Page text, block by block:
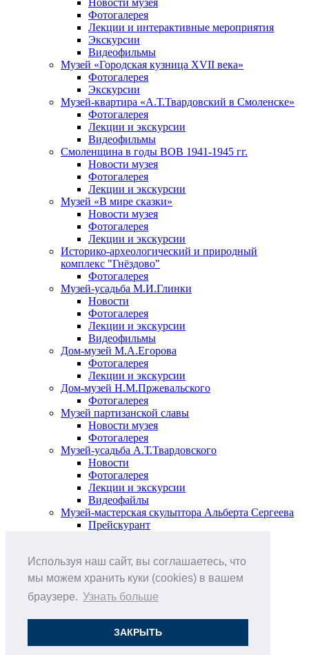
Используя наш сайт, вы соглашаетесь, что
мы можем хранить куки (cookies) в вашем
браузере. Узнать больше
ЗАКРЫТЬ
Фотогалерея
Лекции и интерактивные мероприятия
Экскурсии
Видеофильмы
Музей «Городская кузница XVII века»
Фотогалерея
Экскурсии
Музей-квартира «А.Т.Твардовский в Смоленске»
Фотогалерея
Лекции и экскурсии
Видеофильмы
Смоленщина в годы ВОВ 1941-1945 гг.
Новости музея
Фотогалерея
Лекции и экскурсии
Музей «В мире сказки»
Новости музея
Фотогалерея
Лекции и экскурсии
Историко-археологический и природный
комплекс "Гнёздово"
Фотогалерея
Музей-усадьба М.И.Глинки
Новости
Фотогалерея
Лекции и экскурсии
Видеофильмы
Дом-музей М.А.Егорова
Фотогалерея
Лекции и экскурсии
Дом-музей Н.М.Пржевальского
Фотогалерея
Музей партизанской славы
Новости музея
Фотогалерея
Музей-усадьба А.Т.Твардовского
Новости
Фотогалерея
Лекции и экскурсии
Видеофайлы
Музей-мастерская скульптора Альберта Сергеева
Прейскурант
Анонс мероприятий
Виртуальные выставки
О музее
Друзья музея
Наши цены